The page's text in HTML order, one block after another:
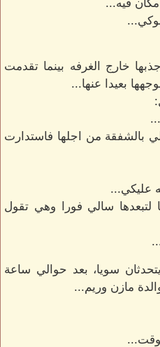
مكان فيه...
خارج الغرفه بينما تقدمت
بعيدا عنها...
بالشفقة من اجلها فاستدارت
عليكي...
لتبعدها سالي فورا وهي تقول
سويا، بعد حوالي ساعة
مازن وريم...